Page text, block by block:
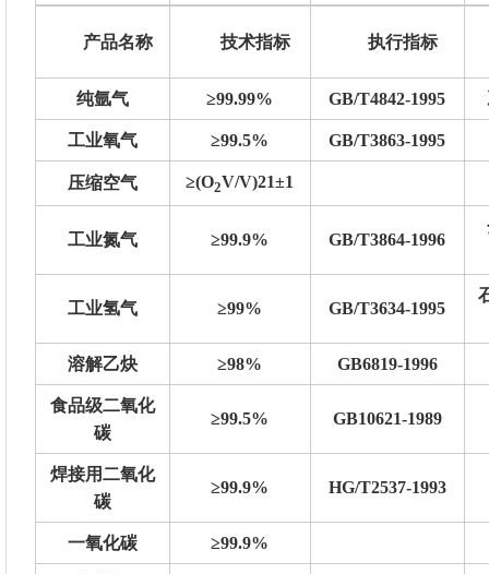
产品名称 技术指标 执行指标
纯氩气 ≥99.99% GB/T4842-1995
工业氧气 ≥99.5% GB/T3863-1995
压缩空气 ≥(O2V/V)21±1
工业氮气 ≥99.9% GB/T3864-1996
工业氢气 ≥99% GB/T3634-1995
溶解乙炔 ≥98% GB6819-1996
食品级二氧化
碳
≥99.5% GB10621-1989
焊接用二氧化
碳
≥99.9% HG/T2537-1993
一氧化碳 ≥99.9%